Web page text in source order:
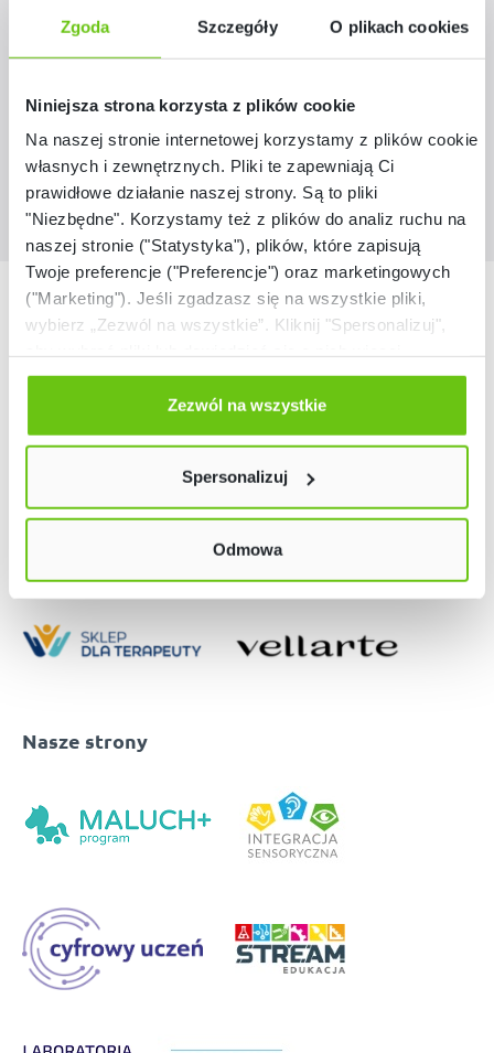
Zgoda Szczegóły O plikach cookies
Niniejsza strona korzysta z plików cookie
Na naszej stronie internetowej korzystamy z plików cookie:
własnych i zewnętrznych. Pliki te zapewniają Ci
prawidłowe działanie naszej strony. Są to pliki
"Niezbędne". Korzystamy też z plików do analiz ruchu na
naszej stronie ("Statystyka"), plików, które zapisują
Twoje preferencje ("Preferencje") oraz marketingowych
("Marketing"). Jeśli zgadzasz się na wszystkie pliki,
wybierz „Zezwól na wszystkie”. Kliknij "Spersonalizuj",
Odmów zgody poprzez przycisk „Odmowa”. Wtedy
użyjemy tylko plików niezbędnych dla naszej strony.
Twój wybór możesz zmienić przez kliknięcie przycisku w
Polityce prywatności
Zezwól na wszystkie
Spersonalizuj
Odmowa
Kod produktu:101410
389,90 zł
Nasze marki
Nasze strony